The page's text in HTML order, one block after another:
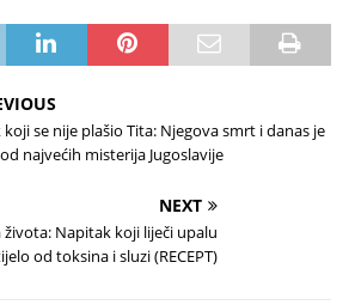
koji se nije plašio Tita: Njegova smrt i danas je
najvećih misterija Jugoslavije
NEXT
života: Napitak koji liječi upalu
od toksina i sluzi (RECEPT)